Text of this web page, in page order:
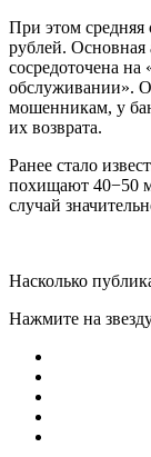
При этом
рублей. Основная
сосредоточена
обслуживании».
мошенникам, у
их возврата.
Ранее стало
похищают 40−50
случай
Насколько
Нажмите на